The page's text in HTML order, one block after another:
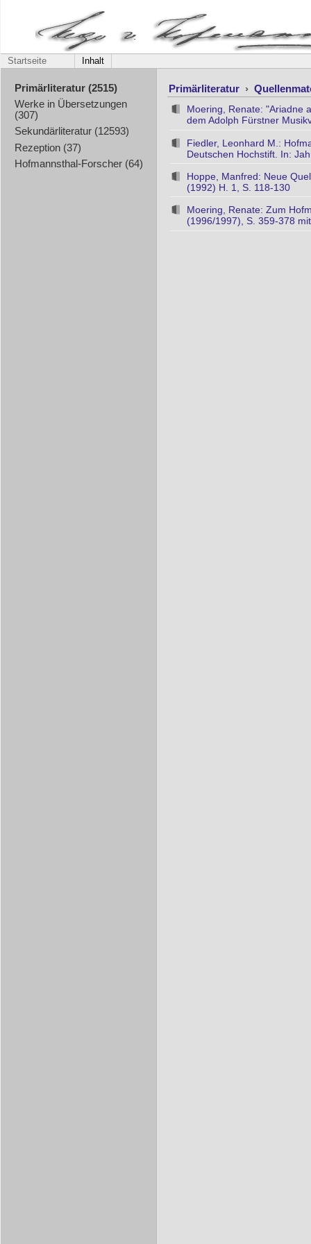
Startseite Inhalt
Primärliteratur (2515)
Werke in Übersetzungen
(307)
Sekundärliteratur (12593)
Rezeption (37)
Hofmannsthal-Forscher (64)
Primärliteratur ›
Moering, Renate: "Ariadne
dem Adolph Fürstner
Fiedler, Leonhard M.:
Deutschen Hochstift. In:
Hoppe, Manfred: Neue
(1992) H. 1, S. 118-130
Moering, Renate: Zum
(1996/1997), S. 359-378